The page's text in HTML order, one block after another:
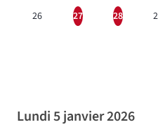
26
27 28
Lundi 5 janvier 2026